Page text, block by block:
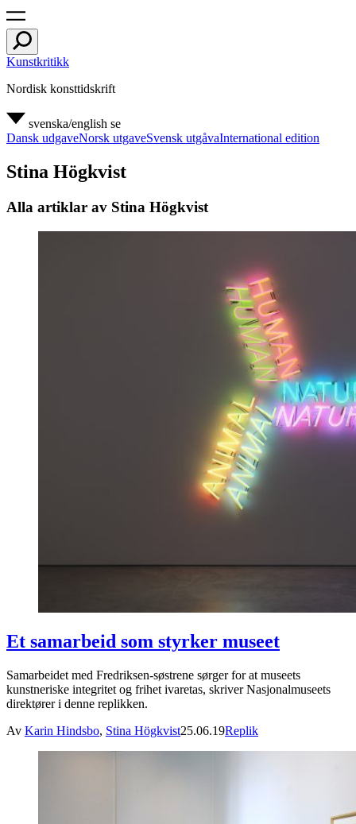
Kunstkritikk
Nordisk konsttidskrift
svenska/english se
Dansk udgaveNorsk utgaveSvensk utgåvaInternational edition
Stina Högkvist
Alla artiklar av Stina Högkvist
Et samarbeid som styrker museet
Samarbeidet med Fredriksen-søstrene sørger for at museets
kunstneriske integritet og frihet ivaretas, skriver Nasjonalmuseets
direktører i denne replikken.
Av Karin Hindsbo, Stina Högkvist25.06.19Replik